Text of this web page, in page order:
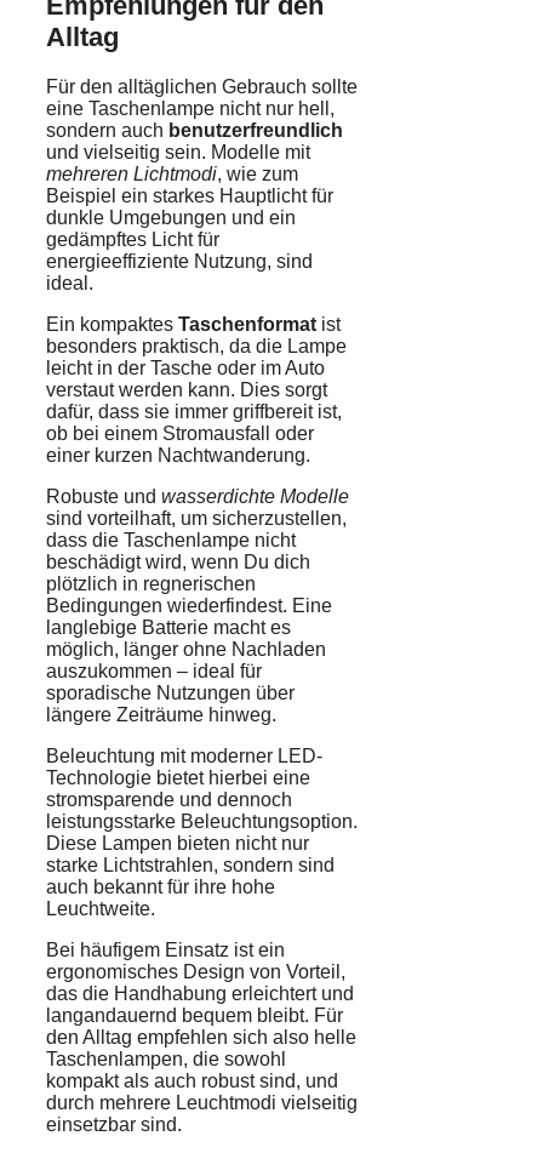
Alltag
Für den alltäglichen Gebrauch sollte
eine Taschenlampe nicht nur hell,
sondern auch benutzerfreundlich
und vielseitig sein. Modelle mit
mehreren Lichtmodi, wie zum
Beispiel ein starkes Hauptlicht für
dunkle Umgebungen und ein
gedämpftes Licht für
energieeffiziente Nutzung, sind
ideal.
Ein kompaktes Taschenformat ist
besonders praktisch, da die Lampe
leicht in der Tasche oder im Auto
verstaut werden kann. Dies sorgt
dafür, dass sie immer griffbereit ist,
ob bei einem Stromausfall oder
einer kurzen Nachtwanderung.
Robuste und wasserdichte Modelle
sind vorteilhaft, um sicherzustellen,
dass die Taschenlampe nicht
beschädigt wird, wenn Du dich
plötzlich in regnerischen
Bedingungen wiederfindest. Eine
langlebige Batterie macht es
möglich, länger ohne Nachladen
auszukommen – ideal für
sporadische Nutzungen über
längere Zeiträume hinweg.
Beleuchtung mit moderner LED-
Technologie bietet hierbei eine
stromsparende und dennoch
leistungsstarke Beleuchtungsoption.
Diese Lampen bieten nicht nur
starke Lichtstrahlen, sondern sind
auch bekannt für ihre hohe
Leuchtweite.
Bei häufigem Einsatz ist ein
ergonomisches Design von Vorteil,
das die Handhabung erleichtert und
langandauernd bequem bleibt. Für
den Alltag empfehlen sich also helle
Taschenlampen, die sowohl
kompakt als auch robust sind, und
durch mehrere Leuchtmodi vielseitig
einsetzbar sind.